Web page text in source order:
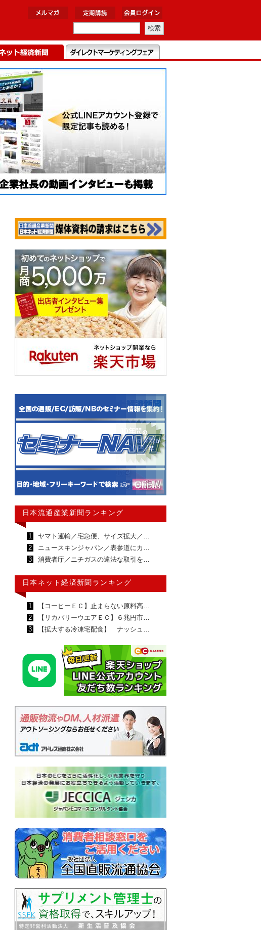
日本流通産業新聞ランキング
1
ヤマト運輸／宅急便、サイズ拡大／…
2
ニュースキンジャパン／表参道にカ…
3
消費者庁／ニチガスの違法な取引を…
日本ネット経済新聞ランキング
1
【コーヒーＥＣ】止まらない原料高…
2
【リカバリーウエアＥＣ】６兆円市…
3
【拡大する冷凍宅配食】 ナッシュ…